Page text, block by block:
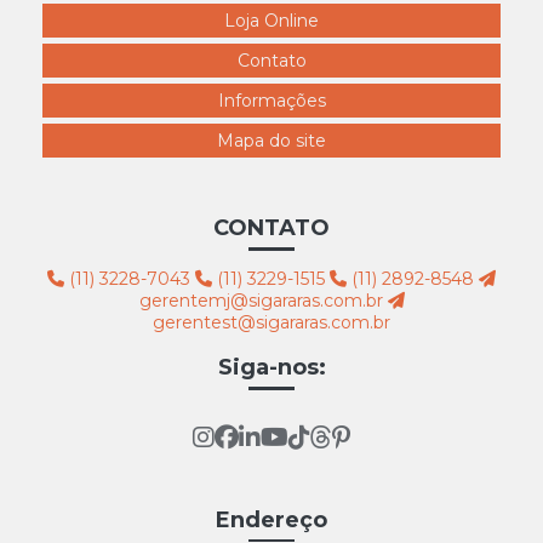
7526 sapateira dupla L.100 300x300
7527 sapateira simples L.100 300x300
7528 sapateira dupla L.50cm 300x300
7529 sapateira simples L.50cm 300x300
7532 biombo de balcão 300x300
7533 porta óculos de balcão 300x300
7534 tela tamanhos 60x80 e 60x100 300x300
7535 tela tamanhos 30x30 30x40 e 40x40 300x300
7536 tela tamanho 10x30 e 10x40 300x300
Loja Online
Contato
Informações
Mapa do site
CONTATO
(11) 3228-7043 (11) 3229-1515
(11) 2892-8548
gerentemj@sigararas.com.br
gerentest@sigararas.com.br
Siga-nos:
Endereço